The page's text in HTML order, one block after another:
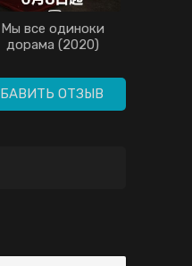
Мы все одиноки
дорама (2020)
ОТЗЫВ